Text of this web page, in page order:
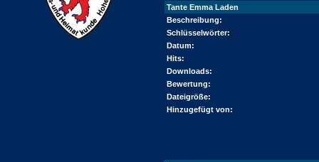
Tante Emma Laden
Beschreibung:
Schlüsselwörter:
Datum:
Hits:
Downloads:
Bewertung:
Dateigröße:
Hinzugefügt von: